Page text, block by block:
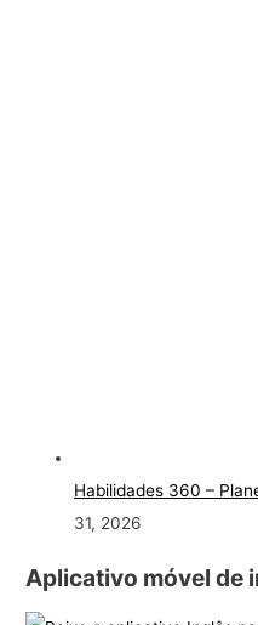
Habilidades 360 –
31, 2026
Aplicativo móvel de